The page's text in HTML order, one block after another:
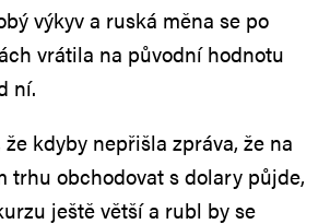
výkyv a ruská měna se po
vrátila na původní hodnotu
ní.
kdyby nepřišla zpráva, že na
trhu obchodovat s dolary půjde,
ještě větší a rubl by se